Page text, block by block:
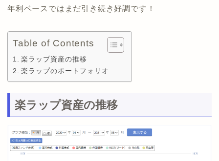
年利ベースではまだ引き続き好調です！
Table of Contents
楽ラップ資産の推移
楽ラップのポートフォリオ
楽ラップ資産の推移